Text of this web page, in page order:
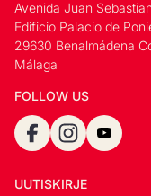
Avenida Juan
Edificio Palacio de
29630 Benalmádena
Málaga
FOLLOW US
UUTISKIRJE